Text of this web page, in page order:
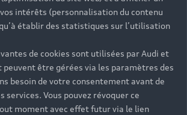
Clients
Sourds et Malentendants
Audi
courte durée
Financial Services
société
mon Audi
myAudi
Tous droits réservés.
intérêts (personnalisation du contenu
établir des statistiques sur l’utilisation
de cookies sont utilisées par Audi et
peuvent être gérées via les paramètres des
besoin de votre consentement avant de
services. Vous pouvez révoquer ce
moment avec effet futur via le lien